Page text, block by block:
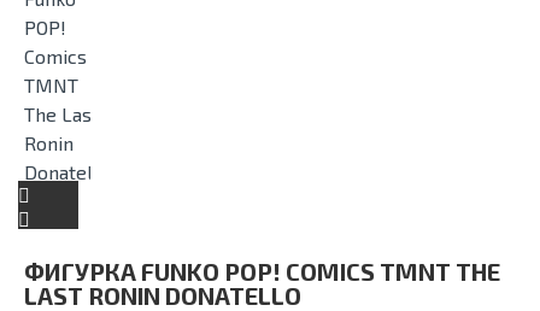
ФИГУРКА FUNKO POP! COMICS TMNT THE
LAST RONIN DONATELLO